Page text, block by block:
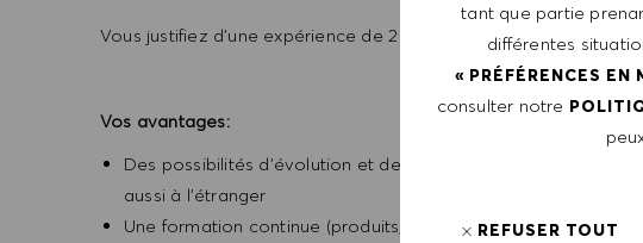
tant que partie
différentes
« PRÉFÉRENCES EN
consulter notre
REFUSER TOUT
Vous justifiez d’une expérience de 2 ans en vente dans le prêt-à-
Vos avantages:
Des possibilités d’évolution et de promotions fortes que ce
aussi à l’étranger
Une formation continue (produits, métiers, techniques) tout